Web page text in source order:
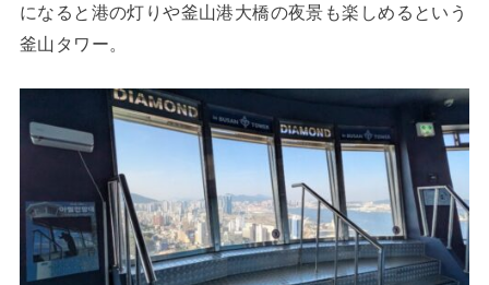
になると港の灯りや釜山港大橋の夜景も楽しめるという
釜山タワー。